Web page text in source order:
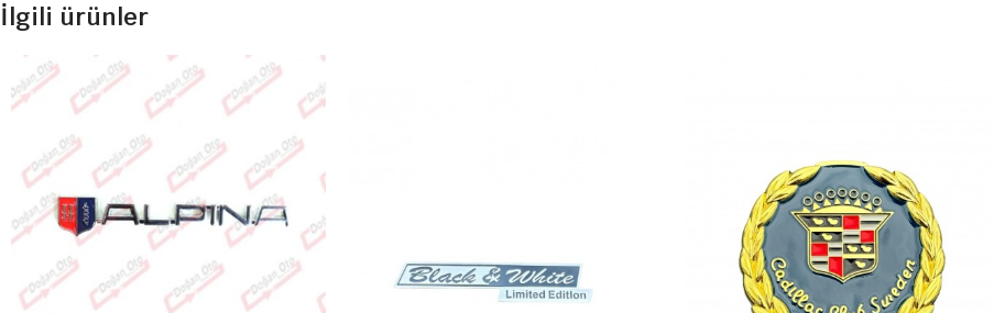
İlgili ürünler